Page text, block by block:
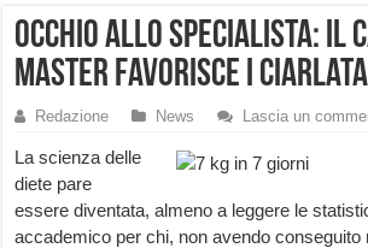
Occhio allo specialista: il
master favorisce i
Redazione News Lascia un
La scienza delle
diete pare
essere diventata, almeno a leggere le
accademico per chi, non avendo conseguito